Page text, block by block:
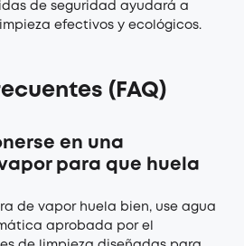
de seguridad ayudará a
efectivos y ecológicos.
(FAQ)
en una
para que huela
de vapor huela bien, use agua
aprobada por el